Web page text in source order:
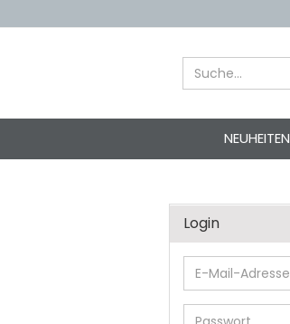
NEUHEITEN
Login
E-
Mail-
Adresse